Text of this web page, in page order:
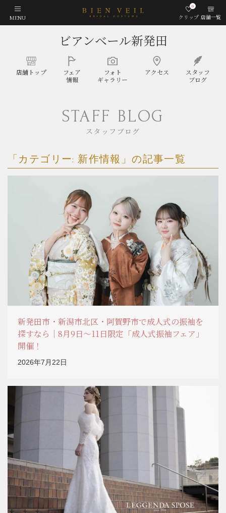
MENU クリップ
0
店舗一覧
ビアンベール新発田
店舗トップ
フェア
情報
フォト
ギャラリー
アクセス
スタッフ
ブログ
STAFF BLOG
スタッフブログ
「カテゴリー: 新作情報 」の記事一覧
新発田市・新潟市北区・阿賀野市で成人式の振袖を
探すなら｜8月9日～11日限定「成人式振袖フェア」
開催！
2026年7月22日